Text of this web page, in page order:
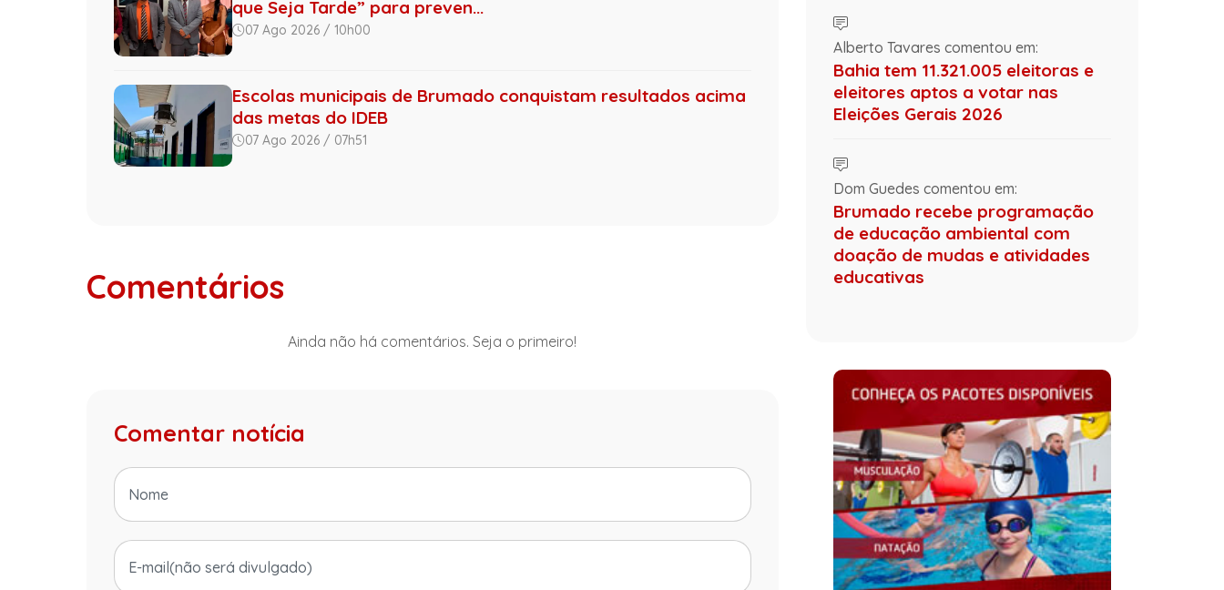
que Seja Tarde” para preven...
07 Ago 2026 / 10h00
Escolas municipais de Brumado conquistam resultados acima
das metas do IDEB
07 Ago 2026 / 07h51
Comentários
Ainda não há comentários. Seja o primeiro!
Comentar notícia
Alberto Tavares comentou em:
Bahia tem 11.321.005 eleitoras e
eleitores aptos a votar nas
Eleições Gerais 2026
Dom Guedes comentou em:
Brumado recebe programação
de educação ambiental com
doação de mudas e atividades
educativas